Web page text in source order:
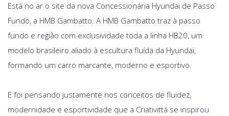
Está no ar o site da nova Concessionária Hyundai de Passo
Fundo, a HMB Gambatto. A HMB Gambatto traz à passo
fundo e região com exclusividade toda a linha HB20, um
modelo brasileiro aliado à escultura fluída da Hyundai,
formando um carro marcante, moderno e esportivo.
E foi pensando justamente nos conceitos de fluidez,
modernidade e esportividade que a Criativittá se inspirou